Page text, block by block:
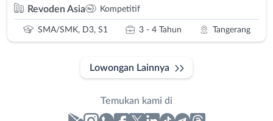
Revoden Asia Kompetitif
SMA/SMK, D3, S1 3 - 4 Tahun Tangerang
Lowongan Lainnya
Temukan kami di